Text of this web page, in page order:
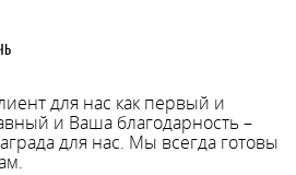
для нас как первый и
и Ваша благодарность –
для нас. Мы всегда готовы